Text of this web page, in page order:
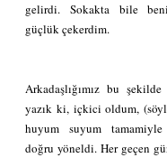
gelirdi. Sokakta bile
güçlük çekerdim.
Arkadaşlığımız bu
yazık ki, içkici oldum,
huyum suyum
doğru yöneldi. Her geçen